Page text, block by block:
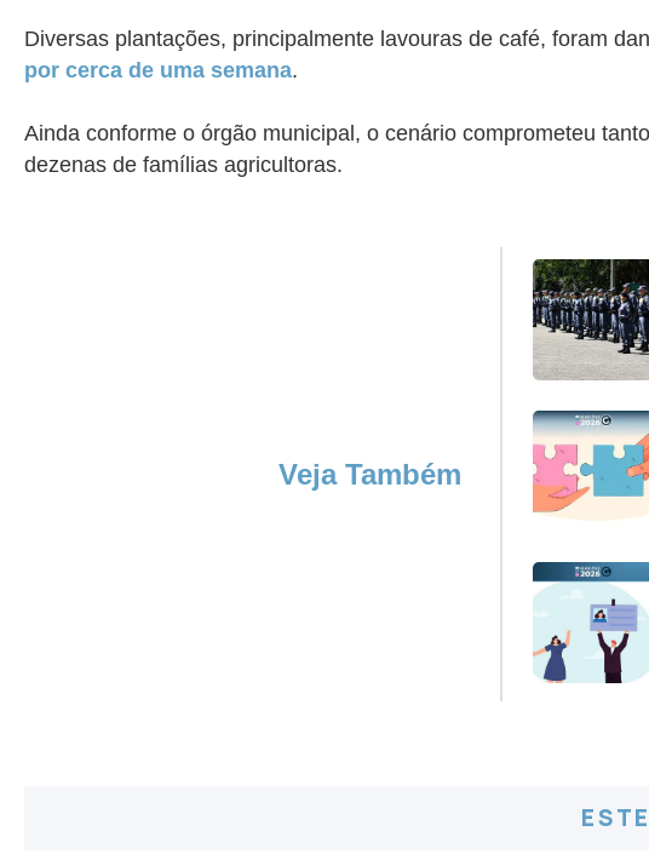
Diversas plantações, principalmente lavouras de café, foram
por cerca de uma semana.
Ainda conforme o órgão municipal, o cenário comprometeu
dezenas de famílias agricultoras.
Veja Também